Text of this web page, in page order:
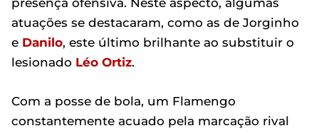
presença ofensiva. Neste aspecto, algumas
atuações se destacaram, como as de Jorginho
e Danilo, este último brilhante ao substituir o
lesionado Léo Ortiz.
Com a posse de bola, um Flamengo
constantemente acuado pela marcação rival